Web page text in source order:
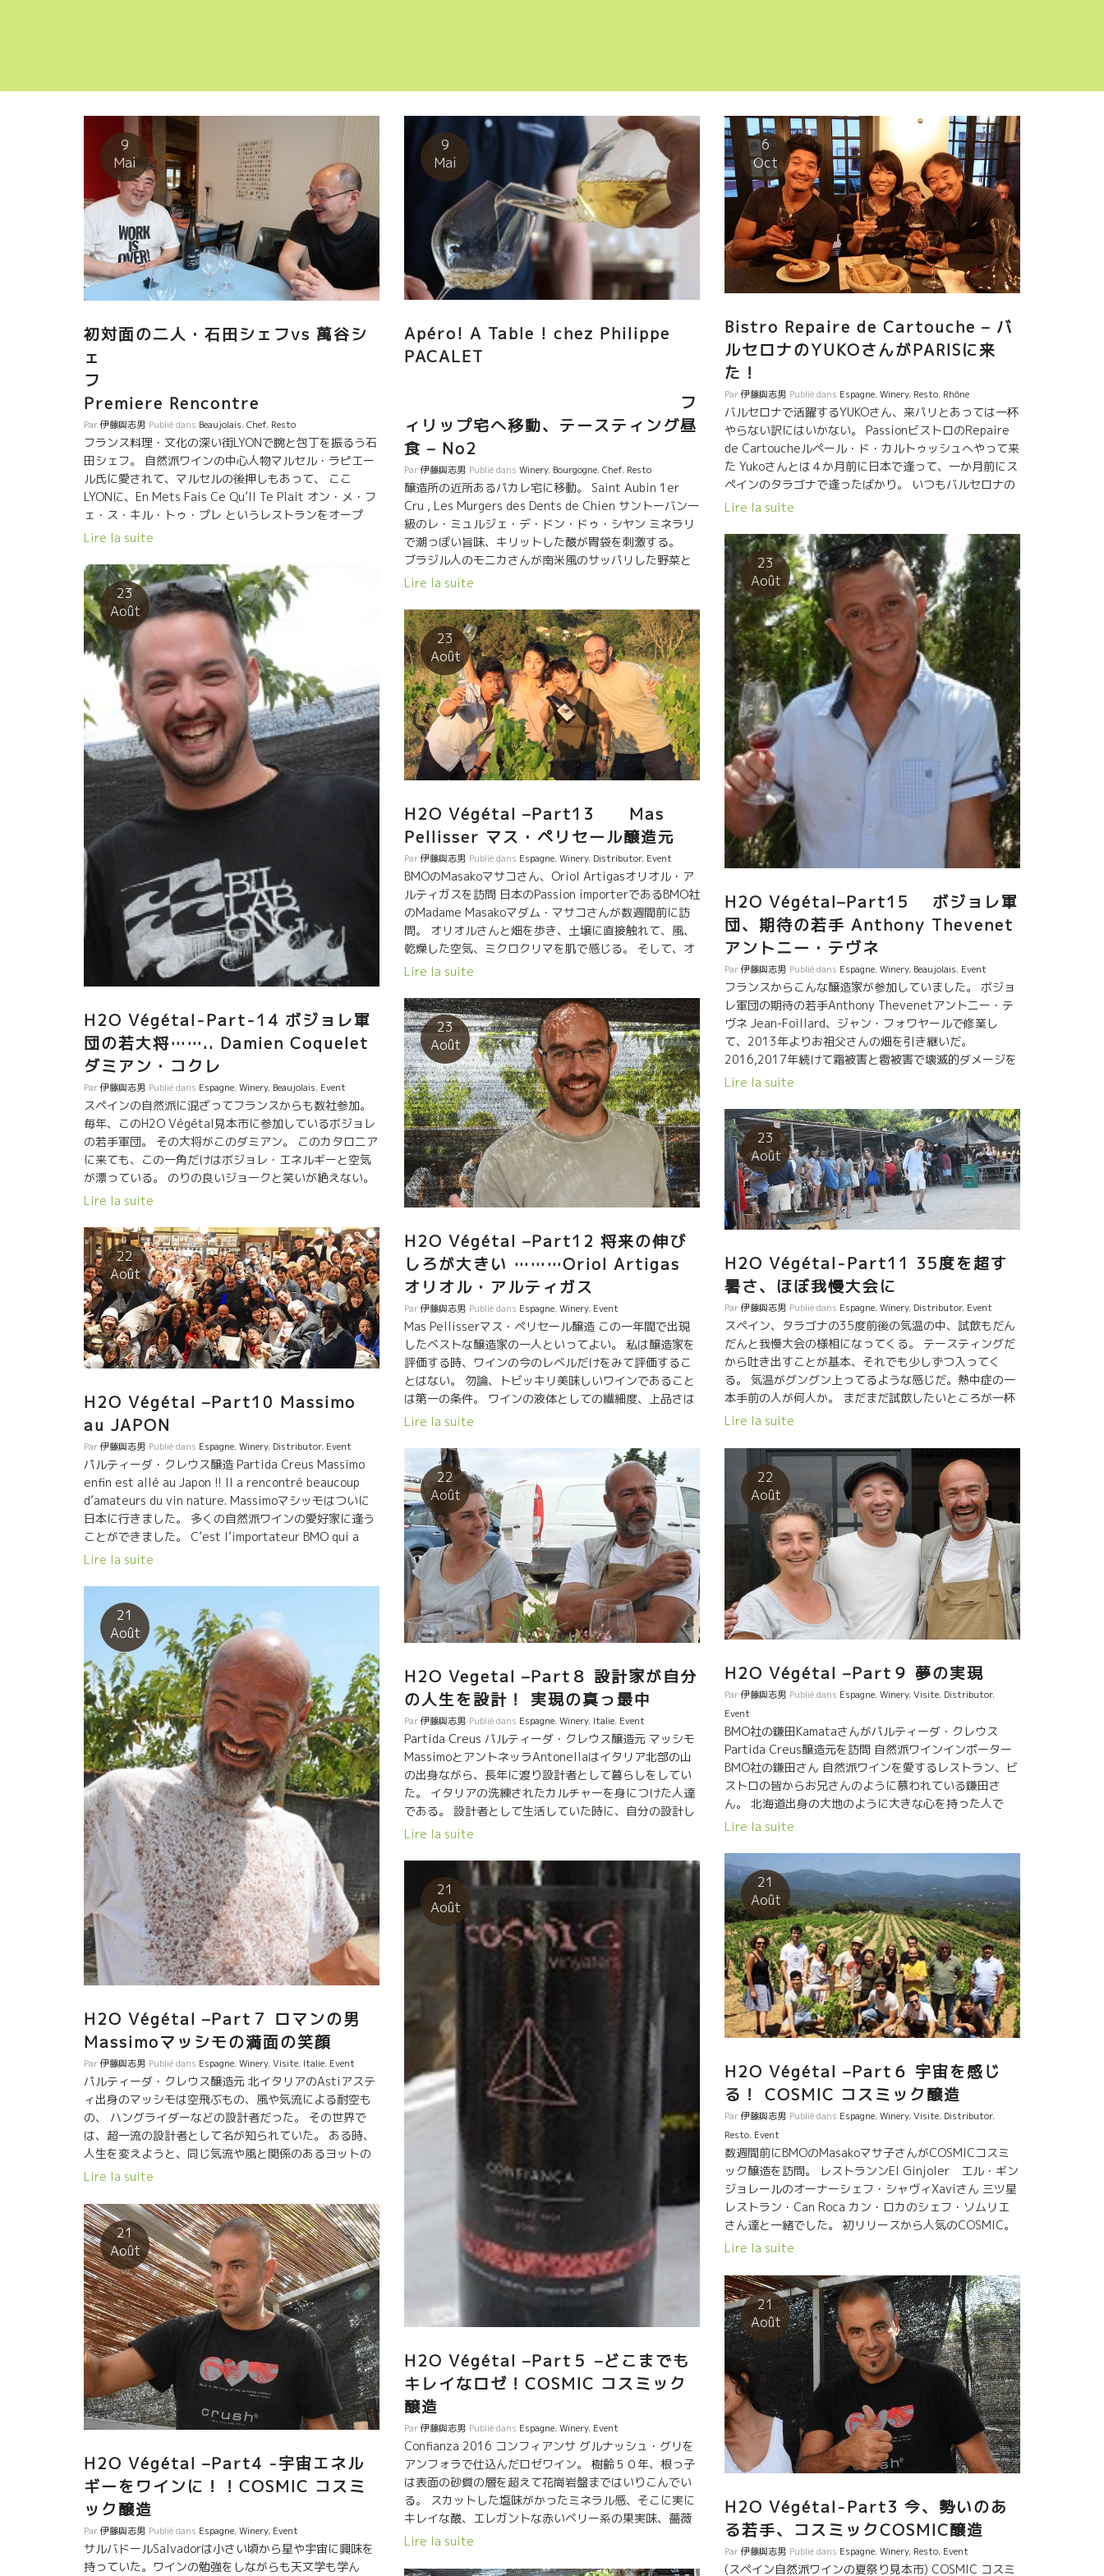
9
Mai
初対面の二人・石田シェフvs 萬谷シ
ェ
フ
Premiere Rencontre
Par伊藤與志男 Publié dans Beaujolais,Chef, Resto
フランス料理・文化の深い街LYONで腕と包丁を振るう石
田シェフ。 自然派ワインの中心人物マルセル・ラピエー
ル氏に愛されて、マルセルの後押しもあって、 ここ
LYONに、En Mets Fais Ce Qu’Il Te Plait オン・メ・フ
ェ・ス・キル・トゥ・プレ というレストランをオープ
ン。このリヨンで大変な存在感を醸している。 そして、
として３年間勤め、 南米コスタリカに一年シェフとして
滞在、98年に大阪にLA TORTUGAラ・トルトゥーガをオ
ープン。 大阪のレストランで本格的に自然派ワインを取
り入れたパイオニア的存在のシェフ。 二人の共通点
は、素材を大切にするピュアーな料理。 そして、料理に
対するPassionは凄い。妥協を許さないプレシジョンの世
界。 料理に対する厳しい姿勢が共通している。 今回のラ
ンデブには一人の女性が関わっている。 今、東京・銀座
のShimbaシンバで働いている南チャンこと高山南美さん
は、 この二人のレストランで修業した唯一の女性。 ビス
トロ・シンバの菊池シェフはここ石田シェフのところで
修業したことがある。 この南チャンを通しして良く聞い
ていて、お互いに知っていて一度逢いたいと思っていた
ところだった。 この二人の話しを聞いていると、お互い
に知っている人が多すぎる。 今まで逢っていなかったの
が不思議なくらい。 今夜、日曜日でお休みにも関わ
らず店に来てくれた石田さん。 色々つまみを出してくれ
てお話しとワインが中心のソワレだった。 三人のワイン
談義は尽きることがない。楽しかった。 石田さんの店に
は、常にマルセル・ラピエールの写真がある。 心のお父
さんなのだろう。有難う石田さん
Lire la suite
9
Mai
Apéro! A Table ! chez Philippe
PACALET
フ
ィリップ宅へ移動、テースティング昼
食 – No2
Par伊藤與志男 Publié dans Winery, Bourgogne,Chef, Resto
醸造所の近所あるパカレ宅に移動。 Saint Aubin 1er
Cru , Les Murgers des Dents de Chien サントーバン一
級のレ・ミュルジェ・デ・ドン・ドゥ・シヤン ミネラリ
で潮っぽい旨味、キリットした酸が胃袋を刺激する。
ブラジル人のモニカさんが南米風のサッパリした野菜と
スパイスを肴にアペロを楽しんだ。 ソセージやミュルゲ
カレさんの長男レイノ君がパリから帰省中で一緒した。
赤ちゃんの頃から知っている。もう２４才とのこと。パ
リで勉強中。 バルセロナに３年間住んだことがある萬谷
さん、スペイン語とポルトガル語はやや似ている。 モニ
カさんと話しが通じる。レイノ君もチョットだけスペイ
ン語ができる。 流石に萬谷シェフの焼き具合は
最高！ ニュイ・サン・ジョルジュ１級のオー・
ザルジラ Nuits-St-Georges 1er Cru Aux Argillas シャ
ンボール・ミュージニ・プルミエクリュChambolle
Musigny 1er Cruを合わせた。 温かいもてなし
た。 Merci Monica et Philippe !
Lire la suite
6
Oct
Bistro Repaire de Cartouche – バ
ルセロナのYUKOさんがPARISに来
た！
Par伊藤與志男 Publié dans Espagne,Winery, Resto, Rhône
バルセロナで活躍するYUKOさん、来パリとあっては一杯
やらない訳にはいかない。 PassionビストロのRepaire
de Cartoucheルペール・ド・カルトゥッシュへやって来
た Yukoさんとは４か月前に日本で逢って、一か月前にス
ペインのタラゴナで逢ったばかり。 いつもバルセロナの
太陽の様に明るく元気なYukoさん。 今回は京都の大鵬さ
さんとバルセロナのブリュタルでのイヴェントまで同行
するとのこと。 忙しく活躍するYukoさん。生きてるね！
って感じ。 ここRepaire de Cartoucheルペール・ド・
カルトゥッシュに来たら、まずこれでしょう。 René-
Jean の白を注文したらいきなりこれが出てきました。
サンジョゼフのPitrouピトル2004年だ。 ヤー、な..なん
という液体だ。 もう１３年という歳月が流れている。果
実味はもう薄れてビシッとミネラルからくる“うまみ”が
太くなっている。 このミネラル感は永遠につづくので
は、と思ってしまうほど芯がある。 ルネジ
ャン 『エルミタージュやここサンジョゼフのテロワール
は、本当は白の方に向いているんだ。昔は、この地区で
は白の方が多かった。近年AOCの制定以後は赤のイメー
ジが強くなって、皆シラー品種ばかり皆植えるようにな
ってしまった。』 このルネ・ジャンの言葉をいつも思い
出す。 Dard et Riboダール・エ・リボの白を飲む度に感
動する。 ルペール・ド・カルトゥッシュのカウンターで
しばらく沈黙するほど感激してしまった。 エモーショ
ン、エネルギーが心、体の奥に伝わってくる。 Pitrouピ
らとったもの。 この区画は、ルネ・ジャンの家の目の前
の急斜面の畑。 白っぽい花崗岩が多く直ぐ下は花崗岩の
岩盤。 このピトルの強烈なミネラル感は、この花崗岩か
らだ。 この美味しいピトルをバルセロナのYUKOさんと
分かち合えてよかったです。 こんないい状態で１３年
間、保管していたルドルフは凄い。 今、パリでは自然派
ワインを飲ませるビストロが竹の子の如く増えている、
でもこんな希少なワインを持っているところは少ない。
やっぱりRepaire de Cartoucheルペール・ド・カルト
ゥッシュは凄い。 YUKOさん、PARISを楽しんでくださ
い。 ありがとう。
Lire la suite
23
Août
H2O Végétal–Part15 ボジョレ軍
団、期待の若手 Anthony Thevenet
アントニー・テヴネ
Par伊藤與志男 Publié dans Espagne,Winery, Beaujolais, Event
フランスからこんな醸造家が参加していました。 ボジョ
レ軍団の期待の若手Anthony Thevenetアントニー・テ
ヴネ Jean-Foillard、ジャン・フォワヤールで修業し
て、2013年よりお祖父さんの畑を引き継いだ。
2016,2017年続けて霜被害と雹被害で壊滅的ダメージを
うけたアントニーも、元気に参加。 周りの醸造家より葡
から、天から厳しい難題を投げかけられたアントニー、
でも天には文句はいえない。 自分のできうることをコツ
コツとやるのみ。 経験はないけど、“若さ”と“Passion”が
ある。 何とか、頑張って欲しい。
Lire la suite
23
Août
H2O Végétal-Part-14 ボジョレ軍
団の若大将…….. Damien Coquelet
ダミアン・コクレ
Par伊藤與志男 Publié dans Espagne,Winery, Beaujolais, Event
スペインの自然派に混ざってフランスからも数社参加。
毎年、このH2O Végétal見本市に参加しているボジョレ
の若手軍団。 その大将がこのダミアン。 このカタロニア
に来ても、この一角だけはボジョレ・エネルギーと空気
が漂っている。 のりの良いジョークと笑いが絶えない。
ワインも難しいことは言わずグイグイ！これがボジョレ
アン・コクレ ダミアンのワインファンは多い。果実の濃
縮感とキりッとした酸が同居している。 テーブルにおい
て、食事しながらグイグイ飲めてしまう。殆どの食事に
合ってしまう。 なんて心地よいスタイルなのだろう！
今、ボジョレで最も元気のいいファミリーは、Georges
Descombe ジョルジュ・デコンブ。 Kekeことケヴィン
もお父さんの蔵を手伝いながらも、独自の醸造元も設立
した。
Lire la suite
23
Août
H2O Végétal –Part13 Mas
Pellisser マス・ペリセール醸造元
Par伊藤與志男 Publié dans Espagne,Winery, Distributor, Event
BMOのMasakoマサコさん、Oriol Artigasオリオル・ア
ルティガスを訪問 日本のPassion importerであるBMO社
のMadame Masakoマダム・マサコさんが数週間前に訪
問。 オリオルさんと畑を歩き、土壌に直接触れて、風、
乾燥した空気、ミクロクリマを肌で感じる。 そして、オ
リオルさんの人なりに触れてみる。 そのワインの葡萄が
ョン、大地のエネルギーが伝わってくる。 Masakoマサ
コさんもオリオルも真っ直ぐな波動を持っている。 BMO
を通じてオリオルのワインが日本に紹介されていく。 素
晴らしいことだ。
Lire la suite
23
Août
H2O Végétal –Part12 将来の伸び
しろが大きい ………Oriol Artigas
オリオル・アルティガス
Par伊藤與志男 Publié dans Espagne,Winery, Event
Mas Pellisserマス・ペリセール醸造 この一年間で出現
したベストな醸造家の一人といってよい。 私は醸造家を
評価する時、ワインの今のレベルだけをみて評価するこ
とはない。 勿論、トビッキリ美味しいワインであること
は第一の条件。 ワインの液体としての繊細度、上品さは
一朝一夕、偶然には絶対にできない。 私はトビッキリ味
る。 そこまでたどり着くために醸造家のやってきたこと
を知りたいからだ。 彼との会話や行動から、物事の判断
の仕方、考え方など、想像する。 畑、醸造所内部、道具
などを見て、色んな要素を組み合わせて全体を総合的に
考えてみる。 私にとって 最後に“人”の部分が最も大切
な部分。 その人から出ている波動のようなもの、持って
生まれた天性のところも大切な部分だ。 そんな角度から
みても、将来的に、「Oriolオリオルはどこまで伸びるん
だろう」と思ってしまう。 本当に楽しみな醸造家だ。 一
か月前に瓶詰にしたばかりのワインが出ていた。私がま
だ知らないワインが多かった。 どれも、ウーンとうなっ
た。即、訪問したけど、瓶詰前からもうすべて売り切れ
ていた。 今年は、少しずつだけど、確保できた。 是非、
日本のワイン大好きな人達に飲んで頂きたい。
Lire la suite
23
Août
H2O Végétal-Part11 35度を超す
暑さ、ほぼ我慢大会に
Par伊藤與志男 Publié dans Espagne,Winery, Distributor, Event
スペイン、タラゴナの35度前後の気温の中、試飲もだん
だんと我慢大会の様相になってくる。 テースティングだ
から吐き出すことが基本、それでも少しずつ入ってく
る。 気温がグングン上ってるような感じだ。熱中症の一
本手前の人が何人か。 まだまだ試飲したいところが一杯
ある。 チョット、一休み。 流石に日本人！こんな遠い試
ンポーターの中で手堅く広げている、Dionyディオニ社の
玉城さんがいました。 伸ばしている企業は流石です。こ
んなマイナーな見本市に４名が参加していました。 そし
て、もう一人、嬉しい人に逢いました。今や世界中の自
然派ワイン造り手から引っ張りだこの彫刻人、山下さん
がいました。 造り手を一軒一軒周って滞在しながら樽に
彫刻する、世界初の「樽」彫刻芸術人。 Aux
vignerons!! Si çela vous interesse, vous contactez
Mr.Yamashita Ryota, artiste sculpteur qui se trouve
dans le Face Book. Actuellement il est en France.
Profitez-en.
Lire la suite
22
Août
H2O Végétal –Part10 Massimo
au JAPON
Par伊藤與志男 Publié dans Espagne,Winery, Distributor, Event
パルティーダ・クレウス醸造 Partida Creus Massimo
enfin est allé au Japon !! Il a rencontré beaucoup
d’amateurs du vin nature. Massimoマシッモはついに
日本に行きました。 多くの自然派ワインの愛好家に逢う
ことができました。 C’est l’importateur BMO qui a
organisé une grande manifestation du vin nature au
les soirées avec les amateures. インポーターのBMO
社が大自然派ワインのイベントを日本中で企画・開催し
てくれました。 セミナーもやりました。試飲会、愛好家
との夕食会も連日のごとく開催しました。 C’est très
important de faire connaissance […]
Lire la suite
22
Août
H2O Végétal –Part９ 夢の実現
Par伊藤與志男 Publié dans Espagne,Winery,Visite, Distributor,
Event
BMO社の鎌田Kamataさんがパルティーダ・クレウス
Partida Creus醸造元を訪問 自然派ワインインポーター
BMO社の鎌田さん 自然派ワインを愛するレストラン、ビ
ストロの皆からお兄さんのように慕われている鎌田さ
ん。 北海道出身の大地のように大きな心を持った人で
す。 いい意味でナイーヴな人、人の痛みがわかりすぎる
ンのことは超プロです。 これから自然派ワインを始めた
い人、ワインの品揃えで悩んでいるレストランの人 是
非、鎌田さんに相談してください。きっと、素晴らしい
ことを優しく提案してくれますよ！ 「遠い国、
日本で自分達のワインを紹介してくれる鎌田さんは、自
分達のファミリーだ。」とMassimoマッシモ夫妻は言
う。 Antonellaアントネッラも愛情をこめて料理してく
れました。 ワインで世界中の人とコミュニケーションを
とる夢を実現している最中のマッシモとアントネッラで
す。
Lire la suite
22
Août
H2O Vegetal –Part８ 設計家が自分
の人生を設計！ 実現の真っ最中
Par伊藤與志男 Publié dans Espagne,Winery, Italie, Event
Partida Creus パルティーダ・クレウス醸造元 マッシモ
MassimoとアントネッラAntonellaはイタリア北部の山
の出身ながら、長年に渡り設計者として暮らしをしてい
た。 イタリアの洗練されたカルチャーを身につけた人達
である。 設計者として生活していた時に、自分の設計し
たものが、自分が信頼していた人に盗作されて、その作
て複雑な人間模様の交差する世界に違和感を感じてい
た。 本来の自分らしい生活をしたかった。 そんな模索中
にバルセロナにやって来て、偶然にこの村にたどり着き
やっと自分達のやりたいことがハッキリしたのである。
マッシモは自分の人生の設計を完成した。今それを実現
している真っ最中。 美しい自然の中で、そこに住む人達
とお互いに信頼関係を保ちながら、ワインを造り、その
ワインを通して世界中とコミニュケーションが取れる夢
の世界を設計した。 マッシモが、この村に着いた時、ま
ず驚いたのは、もうスペインでも絶滅しかけている土着
の葡萄がここには沢山生き残っていたことだ。どう見て
も世界遺産級の葡萄達だった。村の人達はそれらを引き
抜いて新品種に植替えようとしていたのである。 マッシ
モはその葡萄でワインを造りたかった。マッシモが育っ
た北イタリアの実家の状況と本当によく似ていたのだっ
た。 マッシモには直感で確信できた。この葡萄なら必ず
凄いワインができることを。 マシッモは農家の人達とコ
ンタクトをとり始めた。よそ者のマッシモが彼らを説得
するのは容易ではなかった。 最初は相手にしてくれなか
った農家の人達も、時間と共にマッシモの情熱と屈託の
ないシンプルな人柄に慣れてきた。 やっと、話しを聞い
てくれるようになった。 マッシモは提案した。 彼らが、
今葡萄を農協に販売している価格よりも、ずっと高い価
格で買い取ることを提案した。 やっと、何人かの農家が
承諾してくれた。こうしてすべてが始まった。 ラベルに
はすべて、葡萄品種の頭文字が記されている。
Lire la suite
21
Août
H2O Végétal –Part７ ロマンの男
Massimoマッシモの満面の笑顔
Par伊藤與志男 Publié dans Espagne,Winery,Visite, Italie, Event
パルティーダ・クレウス醸造元 北イタリアのAstiアステ
ィ出身のマッシモは空飛ぶもの、風や気流による耐空も
の、 ハングライダーなどの設計者だった。 その世界で
は、超一流の設計者として名が知られていた。 ある時、
人生を変えようと、同じ気流や風と関係のあるヨットの
設計者として、 バルセロナにやって来た。 でも、北イタ
は、 空と海の仕事には常に違和感を感じていた。 バルセ
ロナには美味しい地野菜がなかったので、ある時、奥さ
んのアントネッラと 車でタラゴナの山中に入っていっ
た。 そこは、素朴な農家が暮らす簡素な村だった。 自分
で育てた地野菜や自家製のワインを造っている人達がい
るBonastreボナストレ村だった。 それは、まるで自分が
育った北イタリアの牧歌的な農家の世界だった。 マッシ
モは悟った。 『俺の人生はこれだ！やっぱり土の仕事
だ！』 カタロニアの美しい自然の中で、土と自然に触れ
あいながら営む人間的な仕事がしたかった。 そこには、
スペインの土着の葡萄品種が沢山残っていた。 マッシモ
は、ここでこれらの土着葡萄を再生しようと決意した。
気がついた時はもう、マッシモとアントネッラは、ボナ
を開いて地元の野菜などを使った料理を提供している。
生き方そのものがロマンような人生を送っているマッシ
モとアントネッラMassimo,Antonella。 ワインそのもの
が、もうロマンを感じさせてくれる！！
Lire la suite
21
Août
H2O Végétal –Part６ 宇宙を感じ
る！ COSMIC コスミック醸造
Par伊藤與志男 Publié dans Espagne,Winery,Visite, Distributor,
Resto, Event
数週間前にBMOのMasakoマサ子さんがCOSMICコスミ
ック醸造を訪問。 レストランンEl Ginjoler エル・ギン
ジョレールのオーナーシェフ・シャヴィXaviさん 三ツ星
レストラン・Can Roca カン・ロカのシェフ・ソムリエ
さん達と一緒でした。 初リリースから人気のCOSMIC。
実は昨年のH2O Végétal試飲会で試飲して即訪問したの
産は、まだ収穫前だったけど、その時に予約して来まし
た。 一年越しのCOSMICワインが先週日本に着いたよう
です。 残念ながら量は少量しかもらえませんでした。 宇
宙エネルギーが詰まったワイン。大きな、大きな宇宙を
感じてください。 “マルセルを知らない新世代自然派”を
象徴した醸造家の一人です。 新しい流れを感じてくださ
い。 Salvaeorサルバドールは、スピリチュアルな面も持
っていて、山上の畑の中に大きな自然石があり、 星空の
中、時々座るようです。 山の上、満天の星の中、座ると
自分が宇宙の一部であることを感じるようです。 日中で
すが、私も座ってみました。 天から頭、背中を抜けて地
中にスーット抜けるような感覚がありました。 面白い醸
Lire la suite
21
Août
H2O Végétal –Part５ –どこまでも
キレイなロゼ！COSMIC コスミック
醸造
Par伊藤與志男 Publié dans Espagne,Winery, Event
Confianza 2016 コンフィアンサ グルナッシュ・グリを
アンフォラで仕込んだロゼワイン。 樹齢５０年、根っ子
は表面の砂質の層を超えて花崗岩盤まではいりこんでい
る。 スカットした塩味がかったミネラル感、そこに実に
キレイな酸、エレガントな赤いベリー系の果実味、薔薇
のような花の香りが伴ってスーット体に流れていく逸
は花崗岩が風化した砂質、鉄分が多く含まれている。 除
Lire la suite
21
Août
H2O Végétal –Part4 -宇宙エネル
ギーをワインに！！COSMIC コスミ
ック醸造
Par伊藤與志男 Publié dans Espagne,Winery, Event
サルバドールSalvadorは小さい頃から星や宇宙に興味を
持っていた。ワインの勉強をしながらも天文学も学ん
21
Août
H2O Végétal-Part3 今、勢いのあ
る若手、コスミックCOSMIC醸造
Par伊藤與志男 Publié dans Espagne,Winery, Resto, Event
(スペイン自然派ワインの夏祭り見本市) COSMIC コスミ